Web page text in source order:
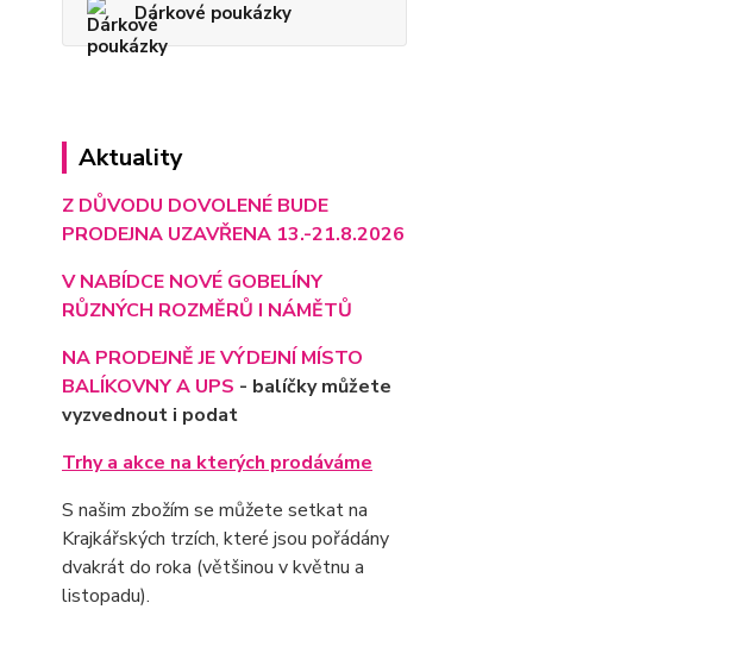
Dárkové poukázky
Aktuality
Z DŮVODU DOVOLENÉ BUDE
PRODEJNA UZAVŘENA 13.-21.8.2026
V NABÍDCE NOVÉ GOBELÍNY
RŮZNÝCH ROZMĚRŮ I NÁMĚTŮ
NA PRODEJNĚ JE VÝDEJNÍ MÍSTO
BALÍKOVNY A UPS - balíčky můžete
vyzvednout i podat
Trhy a akce na kterých prodáváme
S našim zbožím se můžete setkat na
Krajkářských trzích, které jsou pořádány
dvakrát do roka (většinou v květnu a
listopadu).